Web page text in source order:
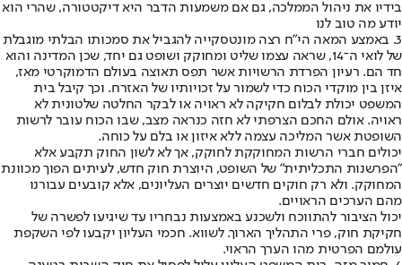
בידיו את ניהול הממלכה, גם אם משמעות הדבר היא דיקטטורה, שהרי הוא
יודע מה טוב לנו
3. באמצע המאה הי"ח רצה מונטסקייה להגביל את סמכותו הבלתי מוגבלת
של לואי ה־14, שראה עצמו שליט ומחוקק ושופט גם יחד, שכן המדינה והוא
חד הם. רעיון הפרדת הרשויות אשר תפס תאוצה בעולם הדמוקרטי מאז,
איזן בין מוקדי הכוח כדי לשמור על זכויותיו של האזרח. וכך קיבל בית
המשפט יכולת לבלום חקיקה לא ראויה או לבקר החלטה שלטונית לא
ראויה. אולם החכם הצרפתי לא חזה כנראה מצב, שבו הכוח עובר לרשות
השופטת אשר המליכה עצמה ללא איזון או בלם על כוחה.
יכולים חברי הרשות המחוקקת לחוקק, אך לא לשון החוק תקבע אלא
"הפרשנות התכליתית" של השופט, היוצרת חוק חדש, לעיתים הפוך מכוונת
המחוקק. ולא רק חוקים חדשים יוצרים העליונים, אלא קובעים עבורנו
מהם הערכים הראויים.
יכול הציבור להתווכח ולשכנע באמצעות נבחריו עד שיגיעו לפשרה של
חקיקת חוק, פרי התהליך הארוך. לשווא. חכמי העליון יקבעו לפי השקפת
עולמם הפרטית מהו הערך הראוי.